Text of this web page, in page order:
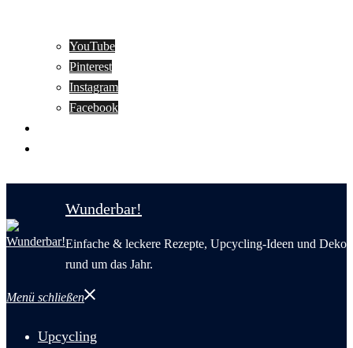
YouTube
Pinterest
Instagram
Facebook
Wunderbar!
Einfache & leckere Rezepte, Upcycling-Ideen und Deko
rund um das Jahr.
Menü schließen
Upcycling